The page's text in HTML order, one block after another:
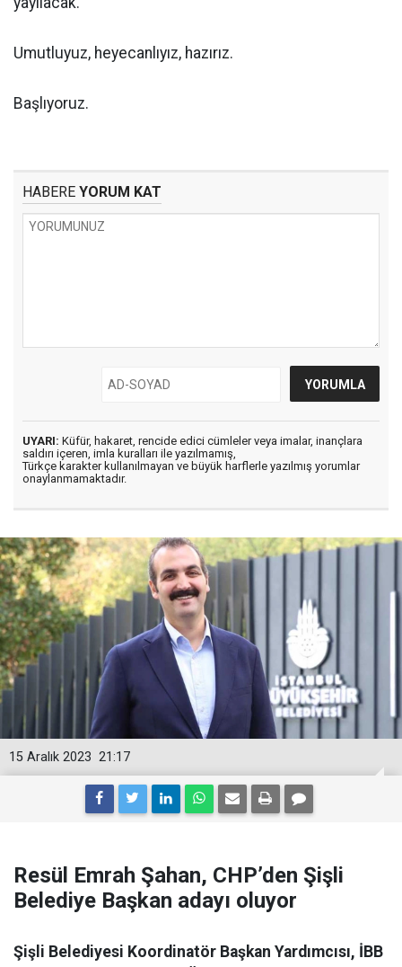
Umutluyuz, heyecanlıyız, hazırız.
Başlıyoruz.
HABERE YORUM KAT
UYARI: Küfür, hakaret, rencide edici cümleler veya imalar, inançlara
saldırı içeren, imla kuralları ile yazılmamış,
Türkçe karakter kullanılmayan ve büyük harflerle yazılmış yorumlar
onaylanmamaktadır.
21:17
15 Aralık 2023
Resül Emrah Şahan, CHP’den Şişli
Belediye Başkan adayı oluyor
Şişli Belediyesi Koordinatör Başkan Yardımcısı, İBB